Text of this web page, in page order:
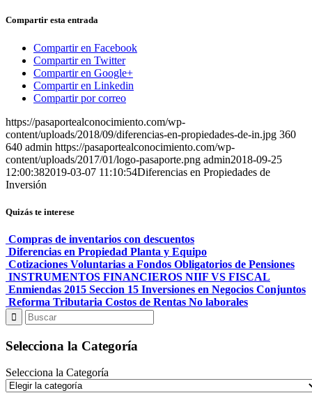
Compartir esta entrada
Compartir en Facebook
Compartir en Twitter
Compartir en Google+
Compartir en Linkedin
Compartir por correo
https://pasaportealconocimiento.com/wp-
content/uploads/2018/09/diferencias-en-propiedades-de-in.jpg 360
640 admin https://pasaportealconocimiento.com/wp-
content/uploads/2017/01/logo-pasaporte.png admin2018-09-25
12:00:382019-03-07 11:10:54Diferencias en Propiedades de
Inversión
Quizás te interese
Compras de inventarios con descuentos
Diferencias en Propiedad Planta y Equipo
Cotizaciones Voluntarias a Fondos Obligatorios de Pensiones
INSTRUMENTOS FINANCIEROS NIIF VS FISCAL
Enmiendas 2015 Seccion 15 Inversiones en Negocios Conjuntos
Reforma Tributaria Costos de Rentas No laborales
Selecciona la Categoría
Selecciona la Categoría